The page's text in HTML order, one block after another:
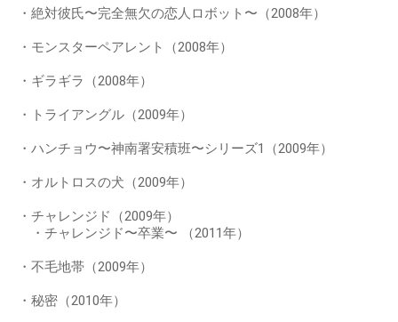
・絶対彼氏〜完全無欠の恋人ロボット〜（2008年）
・モンスターペアレント（2008年）
・ギラギラ（2008年）
・トライアングル（2009年）
・ハンチョウ〜神南署安積班〜シリーズ1（2009年）
・オルトロスの犬（2009年）
・チャレンジド（2009年）
・チャレンジド〜卒業〜 （2011年）
・不毛地帯（2009年）
・秘密（2010年）